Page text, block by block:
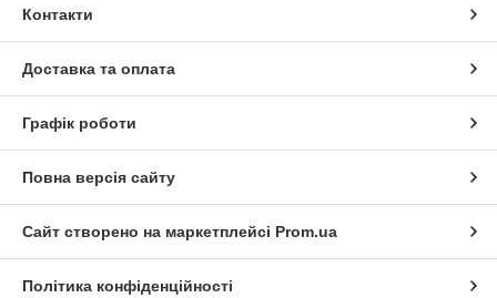
Контакти
Доставка та оплата
Графік роботи
Повна версія сайту
Сайт створено на маркетплейсі Prom.ua
Політика конфіденційності